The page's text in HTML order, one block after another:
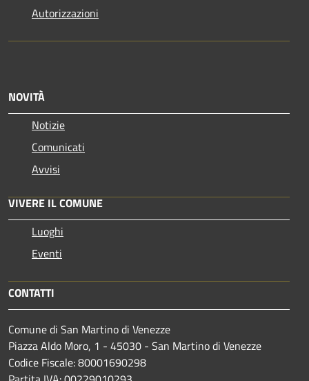
Autorizzazioni
NOVITÀ
Notizie
Comunicati
Avvisi
VIVERE IL COMUNE
Luoghi
Eventi
CONTATTI
Comune di San Martino di Venezze
Piazza Aldo Moro, 1 - 45030 - San Martino di Venezze
Codice Fiscale: 80001690298